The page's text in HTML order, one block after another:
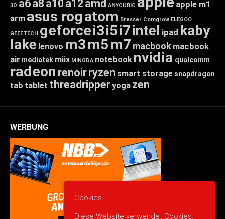
3D a6a8 a10 a12amd ANYCUBIC apple m1
arm asus rogatom Bresser Comgrow ELEGOO
GEEETECH geforcei3i5i7intel ipad kaby
lake lenovo m3m5m7 macbook macbook
air mediatek miix MINGDA notebook nvidia qualcomm
radeon renoirryzen smart storage snapdragon
tab tablet threadripperyoga zen
WERBUNG
Cookies
Diese Website verwendet Cookies: